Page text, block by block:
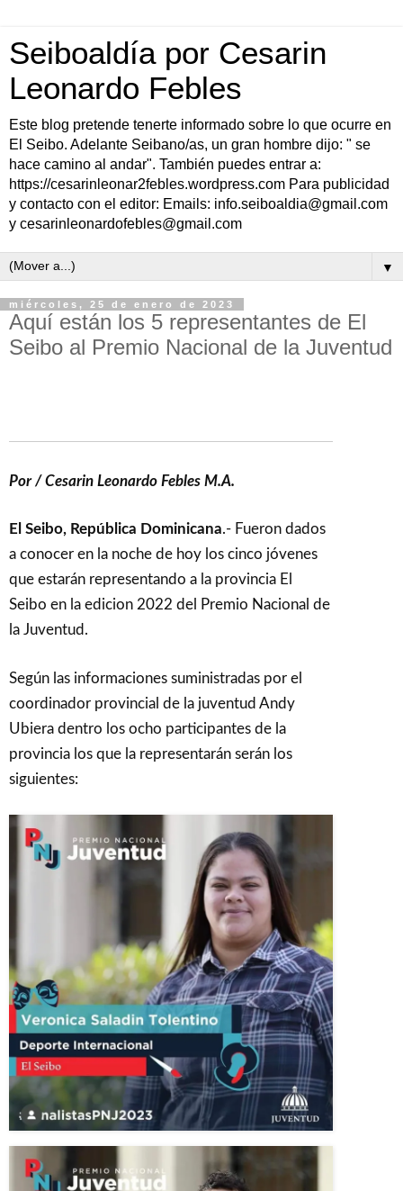
Seiboaldía por Cesarin
Leonardo Febles
Este blog pretende tenerte informado sobre lo que ocurre en
El Seibo. Adelante Seibano/as, un gran hombre dijo: " se
hace camino al andar". También puedes entrar a:
https://cesarinleonar2febles.wordpress.com Para publicidad
y contacto con el editor: Emails: info.seiboaldia@gmail.com
y cesarinleonardofebles@gmail.com
▼
miércoles, 25 de enero de 2023
Aquí están los 5 representantes de El
Seibo al Premio Nacional de la Juventud
Por / Cesarin Leonardo Febles M.A.
El Seibo, República Dominicana.- Fueron dados
a conocer en la noche de hoy los cinco jóvenes
que estarán representando a la provincia El
Seibo en la edicion 2022 del Premio Nacional de
la Juventud.
Según las informaciones suministradas por el
coordinador provincial de la juventud Andy
Ubiera dentro los ocho participantes de la
provincia los que la representarán serán los
siguientes: